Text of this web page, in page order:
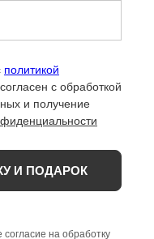
политикой
с обработкой
и получение
И ПОДАРОК
на обработку
и возврата
персональных